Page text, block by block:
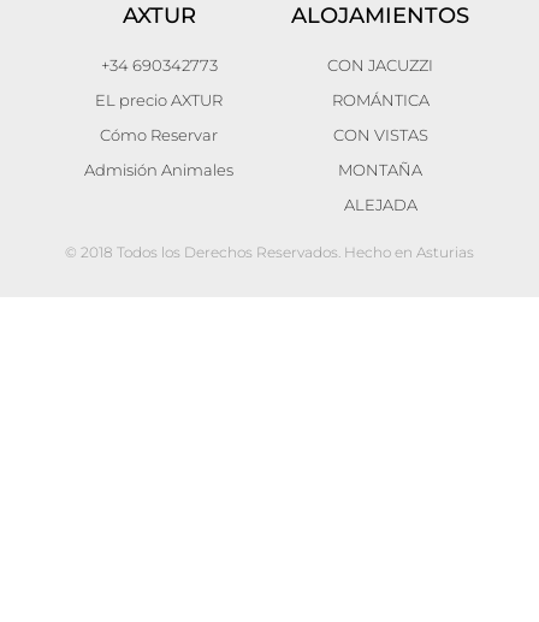
AXTUR
+34 690342773
EL precio AXTUR
Cómo Reservar
Admisión Animales
ALOJAMIENTOS
CON JACUZZI
ROMÁNTICA
CON VISTAS
MONTAÑA
ALEJADA
© 2018 Todos los Derechos Reservados. Hecho en Asturias